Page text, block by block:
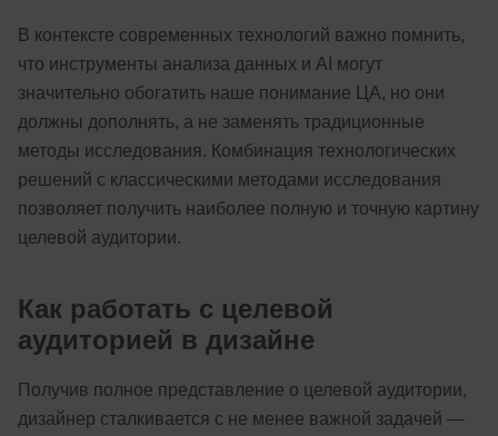
В контексте современных технологий важно помнить,
что инструменты анализа данных и AI могут
значительно обогатить наше понимание ЦА, но они
должны дополнять, а не заменять традиционные
методы исследования. Комбинация технологических
решений с классическими методами исследования
позволяет получить наиболее полную и точную картину
целевой аудитории.
Как работать с целевой
аудиторией в дизайне
Получив полное представление о целевой аудитории,
дизайнер сталкивается с не менее важной задачей —